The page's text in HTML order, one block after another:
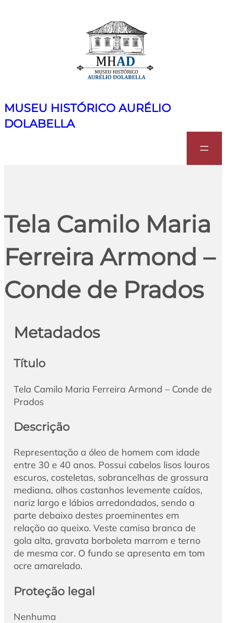
MUSEU HISTÓRICO AURÉLIO
DOLABELLA
Tela Camilo Maria
Ferreira Armond –
Conde de Prados
Metadados
Título
Tela Camilo Maria Ferreira Armond – Conde de
Prados
Descrição
Representação a óleo de homem com idade
entre 30 e 40 anos. Possui cabelos lisos louros
escuros, costeletas, sobrancelhas de grossura
mediana, olhos castanhos levemente caídos,
nariz largo e lábios arredondados, sendo a
parte debaixo destes proeminentes em
relação ao queixo. Veste camisa branca de
gola alta, gravata borboleta marrom e terno
de mesma cor. O fundo se apresenta em tom
ocre amarelado.
Proteção legal
Nenhuma